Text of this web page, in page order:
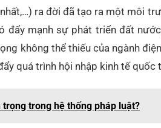
ra đời đã tạo ra một môi
mạnh sự phát triển đất
không thể thiếu của ngành
quá trình hội nhập kinh tế quốc
trong hệ thống pháp luật?